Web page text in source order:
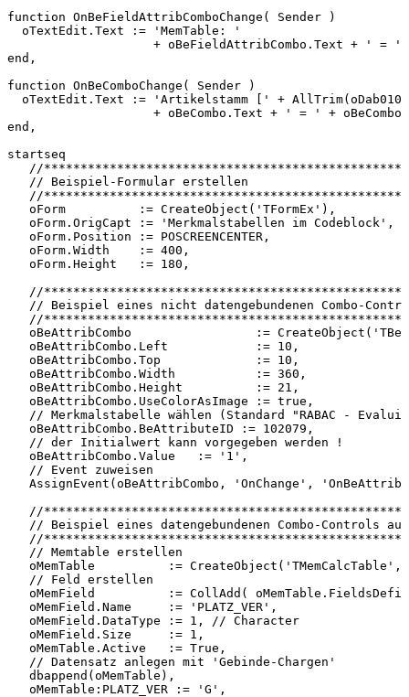
function OnBeFieldAttribComboChange( Sender
)
oTextEdit.Text
:= 'MemTable:
'
+ oBeFieldAttribCombo.Text + ' =
'
end,
function OnBeComboChange( Sender
)
oTextEdit.Text
:= 'Artikelstamm [' +
+ oBeCombo.Text + ' = ' +
end,
startseq
//
//
Beispiel-Formular erstellen
//
oForm
:= CreateObject('TFormEx'),
oForm.OrigCapt
:= 'Merkmalstabellen im Codeblock',
oForm.Position
:= POSCREENCENTER,
oForm.Width
:= 400,
oForm.Height
:= 180,
//
//
Beispiel eines nicht datengebundenen Combo-
//
oBeAttribCombo
:=
oBeAttribCombo.Left
:= 10,
oBeAttribCombo.Top
:= 10,
oBeAttribCombo.Width
:= 360,
oBeAttribCombo.Height
:= 21,
oBeAttribCombo.UseColorAsImage
:= true,
// Merkmalstabelle wählen (Standard "RABAC -
oBeAttribCombo.BeAttributeID
:= 102079,
// der Initialwert kann vorgegeben werden
!
oBeAttribCombo.Value
:=
'1',
//
Event
zuweisen
AssignEvent(oBeAttribCombo,
'OnChange',
//
//
Beispiel eines datengebundenen Combo-Controls
auf
//
// Memtable erstellen
oMemTable
:= CreateObject('TMemCalcTable',
//
Feld
erstellen
oMemField
:= CollAdd(
oMemField.Name
:=
'PLATZ_VER',
oMemField.DataType
:= 1, // Character
oMemField.Size
:= 1,
oMemTable.Active
:= True,
// Datensatz anlegen mit
'Gebinde-Chargen'
dbappend(oMemTable),
oMemTable:PLATZ_VER
:=
'G',